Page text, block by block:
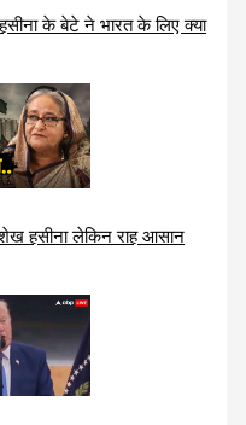
के बेटे ने भारत के लिए क्या
शेख हसीना लेकिन राह आसान